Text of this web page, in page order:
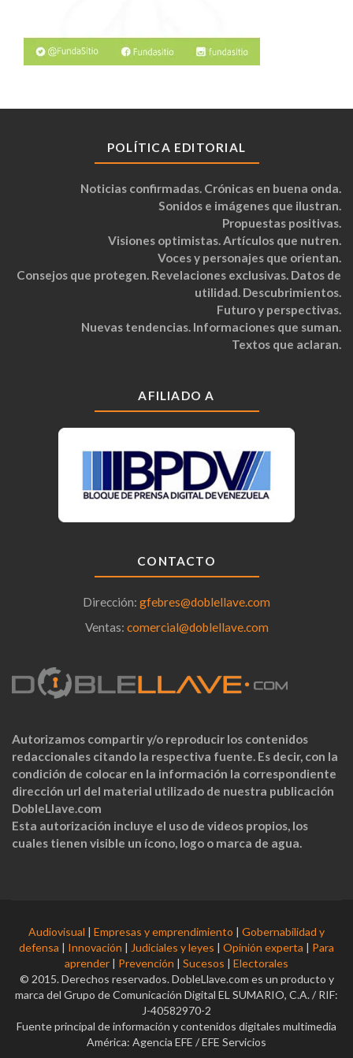
POLÍTICA EDITORIAL
Noticias confirmadas. Crónicas en buena onda.
Sonidos e imágenes que ilustran.
Propuestas positivas.
Visiones optimistas. Artículos que nutren.
Voces y personajes que orientan.
Consejos que protegen. Revelaciones exclusivas. Datos de
utilidad. Descubrimientos.
Futuro y perspectivas.
Nuevas tendencias. Informaciones que suman.
Textos que aclaran.
AFILIADO A
CONTACTO
Dirección: gfebres@doblellave.com
Ventas: comercial@doblellave.com
Autorizamos compartir y/o reproducir los contenidos
redaccionales citando la respectiva fuente. Es decir, con la
condición de colocar en la información la correspondiente
dirección url del material utilizado de nuestra publicación
DobleLlave.com
Esta autorización incluye el uso de videos propios, los
cuales tienen visible un ícono, logo o marca de agua.
Audiovisual | Empresas y emprendimiento | Gobernabilidad y
defensa | Innovación | Judiciales y leyes | Opinión experta | Para
aprender | Prevención | Sucesos | Electorales
© 2015. Derechos reservados. DobleLlave.com es un producto y
marca del Grupo de Comunicación Digital EL SUMARIO, C.A. / RIF:
J-40582970-2
Fuente principal de información y contenidos digitales multimedia
América: Agencia EFE / EFE Servicios